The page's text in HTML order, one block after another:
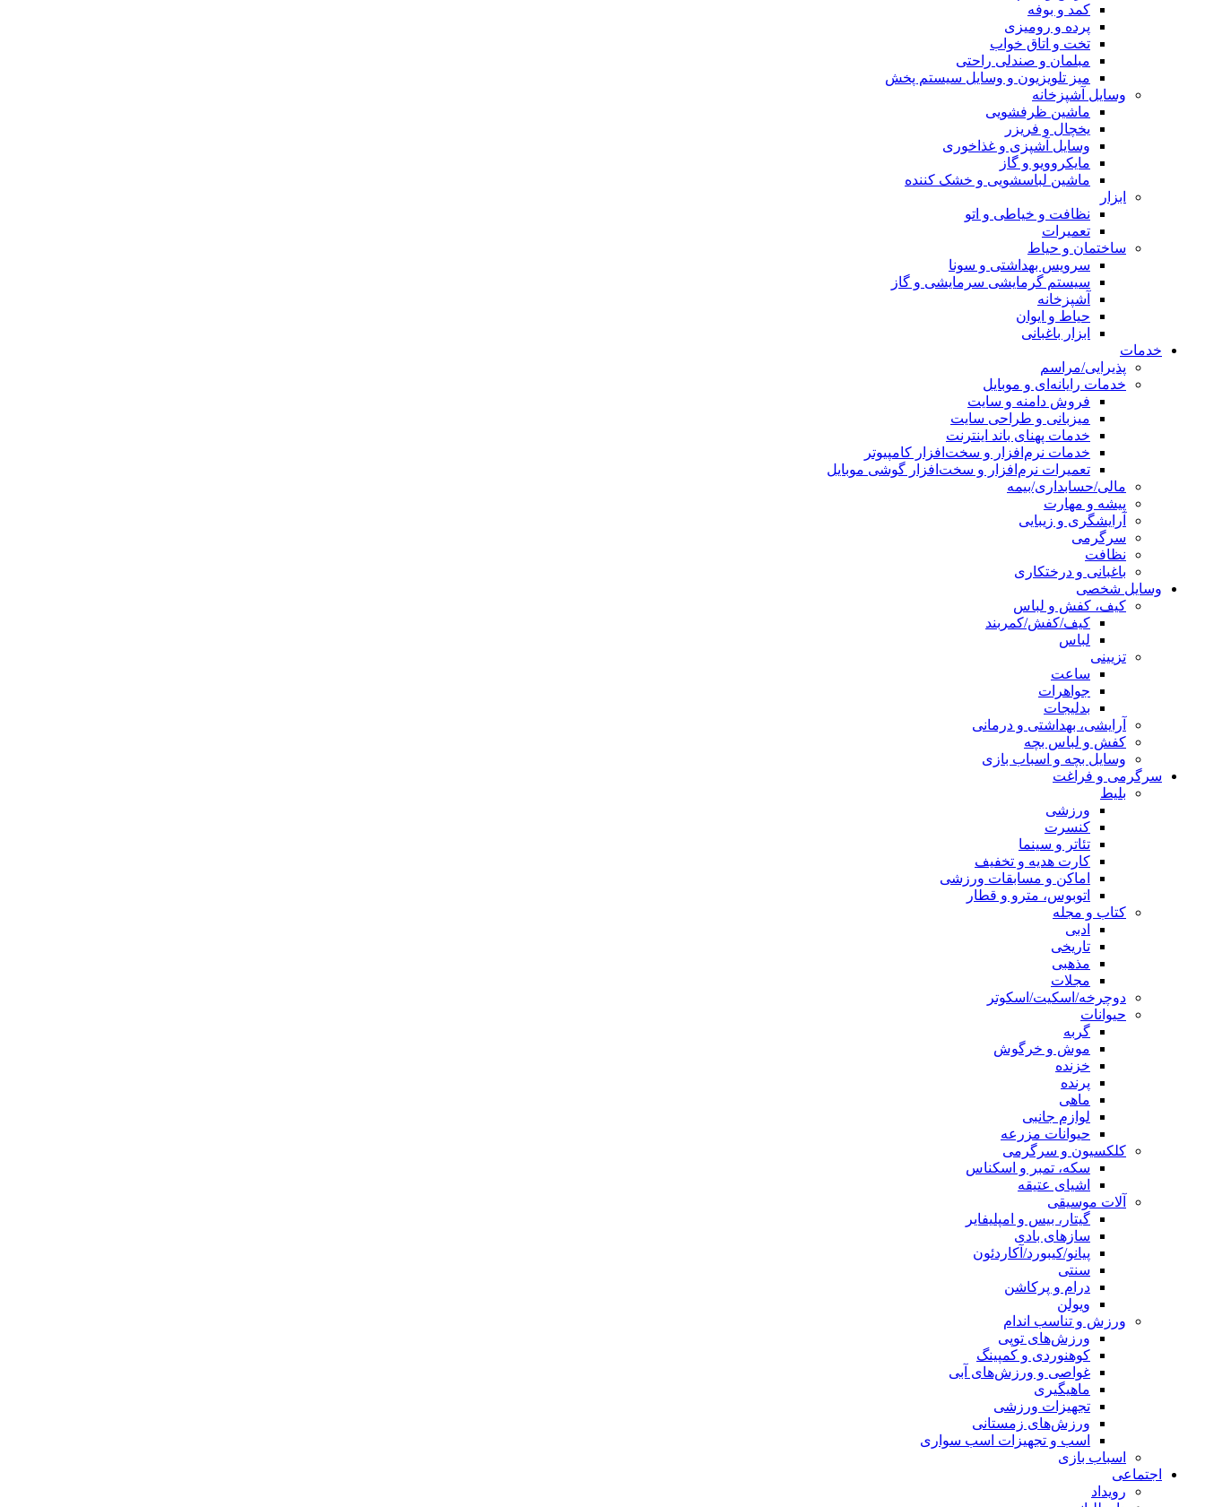
کمد و بوفه
پرده و رومیزی
تخت و اتاق خواب
مبلمان و صندلی راحتی
میز تلویزیون و وسایل سیستم پخش
وسایل آشپزخانه
ماشین ظرفشویی
یخچال و فریزر
وسایل آشپزی و غذاخوری
مایکروویو و گاز
ماشین لباسشویی و خشک کننده
ابزار
نظافت و خیاطی و اتو
تعمیرات
ساختمان و حیاط
سرویس بهداشتی و سونا
سیستم گرمایشی سرمایشی و گاز
آشپزخانه
حیاط و ایوان
ابزار باغبانی
خدمات
پذیرایی/مراسم
خدمات رایانه‌ای و موبایل
فروش دامنه و سایت
میزبانی و طراحی سایت
خدمات پهنای باند اینترنت
خدمات نرم‌افزار و سخت‌افزار کامپیوتر
تعمیرات نرم‌افزار و سخت‌افزار گوشی موبایل
مالی/حسابداری/بیمه
پیشه و مهارت
آرایشگری و زیبایی
سرگرمی
نظافت
باغبانی و درختکاری
وسایل شخصی
کیف، کفش و لباس
کیف/کفش/کمربند
لباس
تزیینی
ساعت
جواهرات
بدلیجات
آرایشی، بهداشتی و درمانی
کفش و لباس بچه
وسایل بچه و اسباب بازی
سرگرمی و فراغت
بلیط
ورزشی
کنسرت
تئاتر و سینما
کارت هدیه و تخفیف
اماکن و مسابقات ورزشی
اتوبوس، مترو و قطار
کتاب و مجله
ادبی
تاریخی
مذهبی
مجلات
دوچرخه/اسکیت/اسکوتر
حیوانات
گربه
موش و خرگوش
خزنده
پرنده
ماهی
لوازم جانبی
حیوانات مزرعه
کلکسیون و سرگرمی
سکه، تمبر و اسکناس
اشیای عتیقه
آلات موسیقی
گیتار، بیس و امپلیفایر
سازهای بادی
پیانو/کیبورد/آکاردئون
سنتی
درام و پرکاشن
ویولن
ورزش و تناسب اندام
ورزش‌های توپی
کوهنوردی و کمپینگ
غواصی و ورزش‌های آبی
ماهیگیری
تجهیزات ورزشی
ورزش‌های زمستانی
اسب و تجهیزات اسب سواری
اسباب‌ بازی
اجتماعی
رویداد